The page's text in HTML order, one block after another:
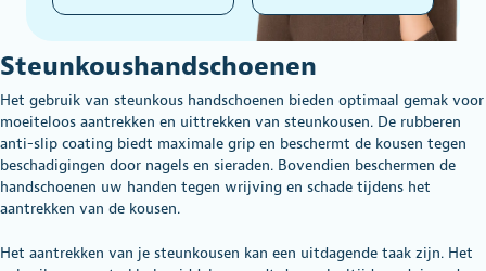
Steunkoushandschoenen
Het gebruik van steunkous handschoenen bieden optimaal gemak voor
moeiteloos aantrekken en uittrekken van steunkousen. De rubberen
anti-slip coating biedt maximale grip en beschermt de kousen tegen
beschadigingen door nagels en sieraden. Bovendien beschermen de
handschoenen uw handen tegen wrijving en schade tijdens het
aantrekken van de kousen.
Het aantrekken van je steunkousen kan een uitdagende taak zijn. Het